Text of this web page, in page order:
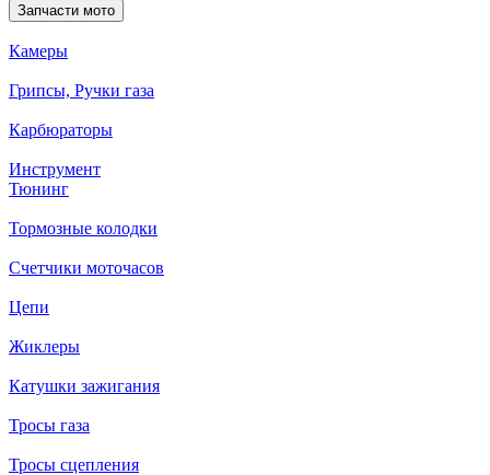
Запчасти мото
Камеры
Грипсы, Ручки газа
Карбюраторы
Инструмент
Тюнинг
Тормозные колодки
Счетчики моточасов
Цепи
Жиклеры
Катушки зажигания
Тросы газа
Тросы сцепления